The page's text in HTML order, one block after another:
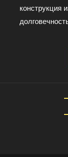
конструкция